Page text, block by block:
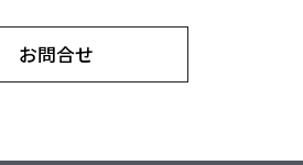
お問合せ